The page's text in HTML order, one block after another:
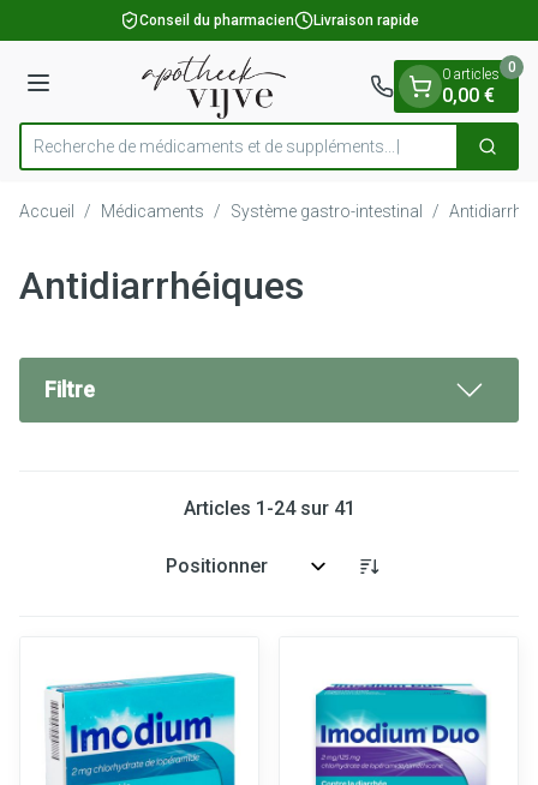
Aller au contenu
1 de 1Conseil du pharmacien Livraison rapide
Menu
Rechercher
Recherche de médicaments e
0 articles
0,00 €
0
Accueil / Médicaments / Système gastro-intestinal /
Antidiarrhéiques
Filtre
Articles 1 -24sur 41
Trier par: